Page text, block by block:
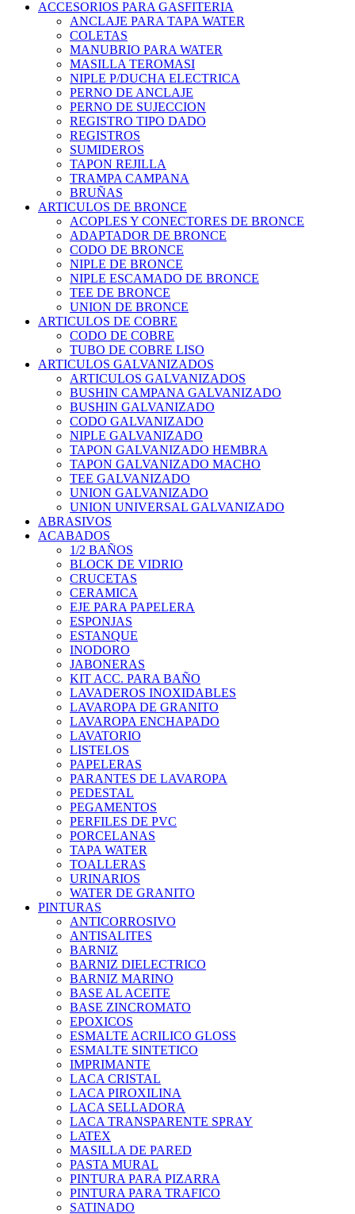
ACCESORIOS PARA GASFITERIA
ANCLAJE PARA TAPA WATER
COLETAS
MANUBRIO PARA WATER
MASILLA TEROMASI
NIPLE P/DUCHA ELECTRICA
PERNO DE ANCLAJE
PERNO DE SUJECCION
REGISTRO TIPO DADO
REGISTROS
SUMIDEROS
TAPON REJILLA
TRAMPA CAMPANA
BRUÑAS
ARTICULOS DE BRONCE
ACOPLES Y CONECTORES DE BRONCE
ADAPTADOR DE BRONCE
CODO DE BRONCE
NIPLE DE BRONCE
NIPLE ESCAMADO DE BRONCE
TEE DE BRONCE
UNION DE BRONCE
ARTICULOS DE COBRE
CODO DE COBRE
TUBO DE COBRE LISO
ARTICULOS GALVANIZADOS
ARTICULOS GALVANIZADOS
BUSHIN CAMPANA GALVANIZADO
BUSHIN GALVANIZADO
CODO GALVANIZADO
NIPLE GALVANIZADO
TAPON GALVANIZADO HEMBRA
TAPON GALVANIZADO MACHO
TEE GALVANIZADO
UNION GALVANIZADO
UNION UNIVERSAL GALVANIZADO
ABRASIVOS
ACABADOS
1/2 BAÑOS
BLOCK DE VIDRIO
CRUCETAS
CERAMICA
EJE PARA PAPELERA
ESPONJAS
ESTANQUE
INODORO
JABONERAS
KIT ACC. PARA BAÑO
LAVADEROS INOXIDABLES
LAVAROPA DE GRANITO
LAVAROPA ENCHAPADO
LAVATORIO
LISTELOS
PAPELERAS
PARANTES DE LAVAROPA
PEDESTAL
PEGAMENTOS
PERFILES DE PVC
PORCELANAS
TAPA WATER
TOALLERAS
URINARIOS
WATER DE GRANITO
PINTURAS
ANTICORROSIVO
ANTISALITES
BARNIZ
BARNIZ DIELECTRICO
BARNIZ MARINO
BASE AL ACEITE
BASE ZINCROMATO
EPOXICOS
ESMALTE ACRILICO GLOSS
ESMALTE SINTETICO
IMPRIMANTE
LACA CRISTAL
LACA PIROXILINA
LACA SELLADORA
LACA TRANSPARENTE SPRAY
LATEX
MASILLA DE PARED
PASTA MURAL
PINTURA PARA PIZARRA
PINTURA PARA TRAFICO
SATINADO